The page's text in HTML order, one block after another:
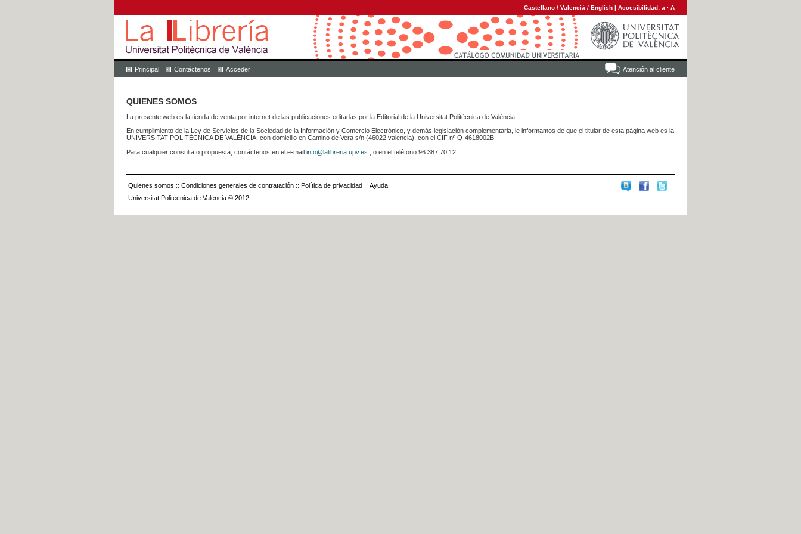
Castellano / Valencià / English | Accesibilidad: a · A
Atención al cliente
Principal Contáctenos Acceder
QUIENES SOMOS
La presente web es la tienda de venta por internet de las publicaciones editadas por la Editorial de la Universitat Politècnica de València.
En cumplimiento de la Ley de Servicios de la Sociedad de la Información y Comercio Electrónico, y demás legislación complementaria, le informamos de que el titular de esta página web es la
UNIVERSITAT POLITÈCNICA DE VALÈNCIA, con domicilio en Camino de Vera s/n (46022 valencia), con el CIF nº Q-4618002B.
Para cualquier consulta o propuesta, contáctenos en el e-mail info@lalibreria.upv.es , o en el teléfono 96 387 70 12.
Quienes somos :: Condiciones generales de contratación :: Política de privacidad :: Ayuda
Universitat Politècnica de València © 2012